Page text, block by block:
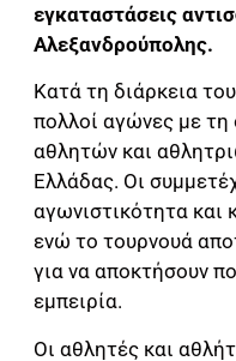
εγκαταστάσεις
Αλεξανδρούπολης.
Κατά τη διάρκεια
πολλοί αγώνες με
αθλητών και
Ελλάδας. Οι
αγωνιστικότητα και
ενώ το τουρνουά
για να αποκτήσουν
εμπειρία.
Οι αθλητές και